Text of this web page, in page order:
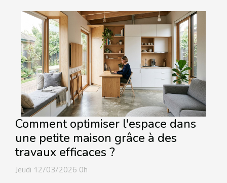
Comment optimiser l'espace dans
une petite maison grâce à des
travaux efficaces ?
Jeudi 12/03/2026 0h